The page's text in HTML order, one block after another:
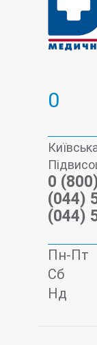
0
0
(044)
(044)
Пн-Пт
Сб
Нд